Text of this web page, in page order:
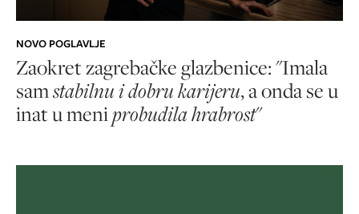
NOVO POGLAVLJE
Zaokret zagrebačke glazbenice: "Imala
samstabilnu i dobru karijeru, a onda se u
inat u meniprobudila hrabrost"